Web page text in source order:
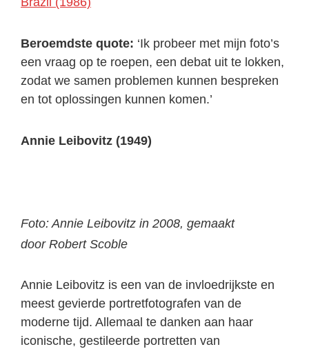
Beroemdste quote: ‘Ik probeer met mijn foto’s
een vraag op te roepen, een debat uit te lokken,
zodat we samen problemen kunnen bespreken
en tot oplossingen kunnen komen.’
Annie Leibovitz (1949)
Foto: Annie Leibovitz in 2008, gemaakt
door Robert Scoble
Annie Leibovitz is een van de invloedrijkste en
meest gevierde portretfotografen van de
moderne tijd. Allemaal te danken aan haar
iconische, gestileerde portretten van